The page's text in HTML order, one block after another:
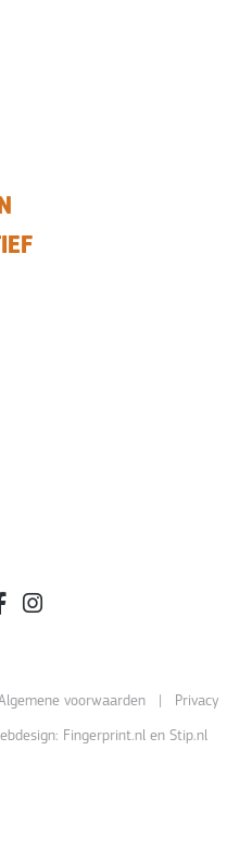
bdvereniging/
instagram.com/
voorwaarden| Privacy
Fingerprint.nlen Stip.nl